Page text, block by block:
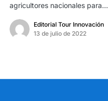
agricultores nacionales para…
Editorial Tour Innovación
13 de julio de 2022